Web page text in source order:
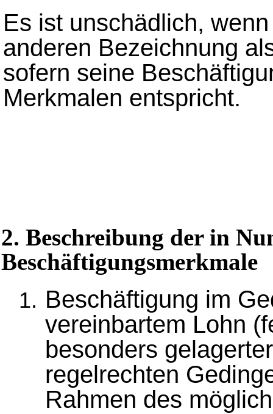
Es ist unschädlich,
anderen Bezeichnung
sofern seine
Merkmalen entspricht.
2. Beschreibung der in
Beschäftigungsmerkmale
Beschäftigung im
vereinbartem Lohn
besonders
regelrechten
Rahmen des